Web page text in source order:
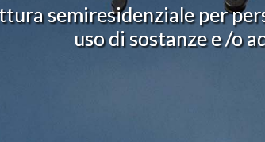
Casa Vacanze - Prossima